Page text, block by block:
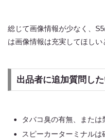
総じて画像情報が少なく、
は画像情報は充実してほしい
出品者に追加質問し
タバコ臭の有無、または
スピーカーターミナルは